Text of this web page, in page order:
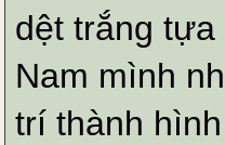
dệt trắng
Nam mình
trí thành